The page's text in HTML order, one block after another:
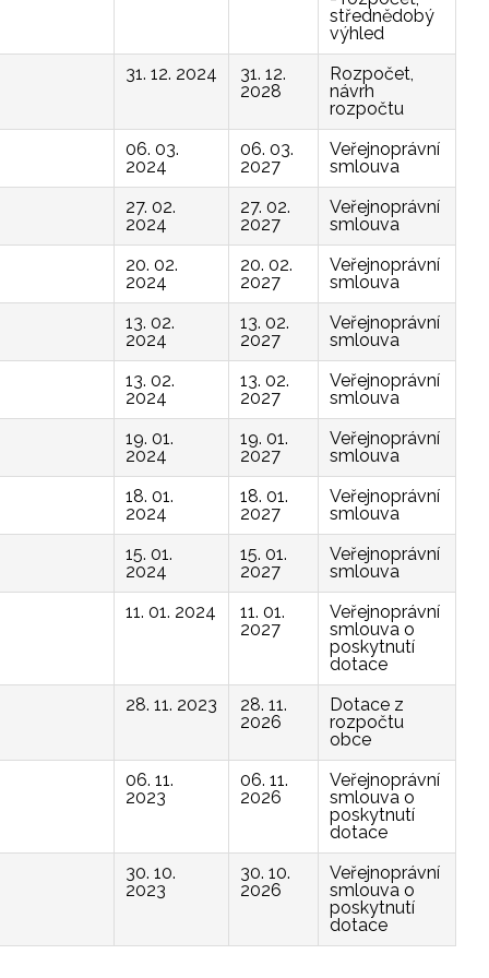
střednědobý
výhled
31. 12. 2024
31. 12.
2028
Rozpočet,
návrh
rozpočtu
06. 03.
2024
06. 03.
2027
Veřejnoprávní
smlouva
27. 02.
2024
27. 02.
2027
Veřejnoprávní
smlouva
20. 02.
2024
20. 02.
2027
Veřejnoprávní
smlouva
13. 02.
2024
13. 02.
2027
Veřejnoprávní
smlouva
13. 02.
2024
13. 02.
2027
Veřejnoprávní
smlouva
19. 01.
2024
19. 01.
2027
Veřejnoprávní
smlouva
18. 01.
2024
18. 01.
2027
Veřejnoprávní
smlouva
15. 01.
2024
15. 01.
2027
Veřejnoprávní
smlouva
11. 01. 2024
11. 01.
2027
Veřejnoprávní
smlouva o
poskytnutí
dotace
28. 11. 2023
28. 11.
2026
Dotace z
rozpočtu
obce
06. 11.
2023
06. 11.
2026
Veřejnoprávní
smlouva o
poskytnutí
dotace
30. 10.
2023
30. 10.
2026
Veřejnoprávní
smlouva o
poskytnutí
dotace